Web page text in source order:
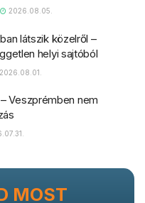
2026.08.05.
látszik közelről –
helyi sajtóból
2026.08.01.
Veszprémben nem
MOST